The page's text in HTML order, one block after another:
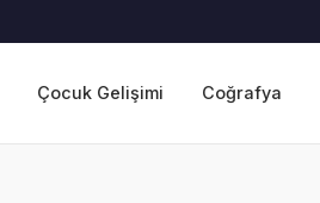
Çocuk Gelişimi Coğrafya